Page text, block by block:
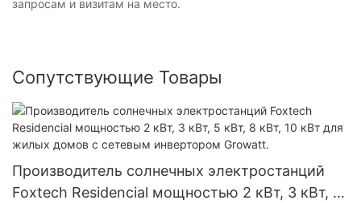
запросам и визитам на место.
Сопутствующие Товары
Производитель солнечных электростанций
Foxtech Residencial мощностью 2 кВт, 3 кВт, 5